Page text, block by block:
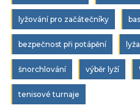
lyžování pro začátečníky
bezpečnost při potápění
šnorchlování výběr lyží
tenisové turnaje